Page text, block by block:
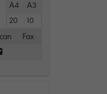
A4
A3
20
10
Fax